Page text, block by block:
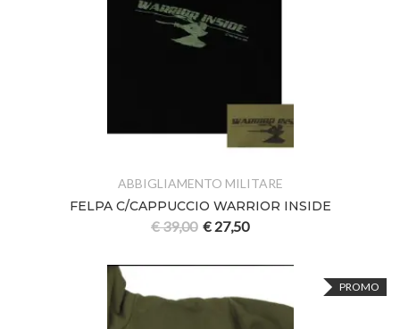
ABBIGLIAMENTO MILITARE
FELPA C/CAPPUCCIO WARRIOR INSIDE
€39,00 € 27,50
PROMO